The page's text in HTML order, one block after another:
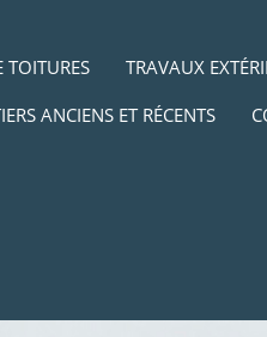
TOITURES
TRAVAUX
ANCIENS ET RÉCENTS